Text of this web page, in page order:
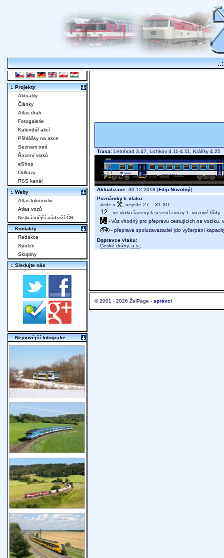
Trasa: Letohrad 3.47, Lichkov 4.11-4.11, Králíky
Aktualizace: 30.12.2018 (Filip Novotný)
Poznámky k vlaku:
Jede v
, nejede 27. - 31.XII.
- ve vlaku řazeny k sezení i vozy 1. vozové třídy
- vůz vhodný pro přepravu cestujících na vozíku,
- přeprava spoluzavazadel (do vyčerpání
Dopravce vlaku:
České dráhy, a.s. ;
© 2001 - 2026 ŽelPage - správci
:. Projekty
Aktuality
Články
Atlas drah
Fotogalerie
Kalendář akcí
Přihlášky na akce
Seznam tratí
Řazení vlaků
eShop
Odkazy
RSS kanál
:. Weby
Atlas lokomotiv
Atlas vozů
Nejkrásnější nádraží ČR
:. Kontakty
Redakce
Spolek
Skupiny
:. Sledujte nás
:. Nejnovější fotografie